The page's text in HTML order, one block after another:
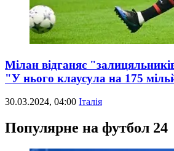
Мілан відганяє
"У нього клаусула на 175
30.03.2024, 04:00 Італія
Популярне на футбол 24